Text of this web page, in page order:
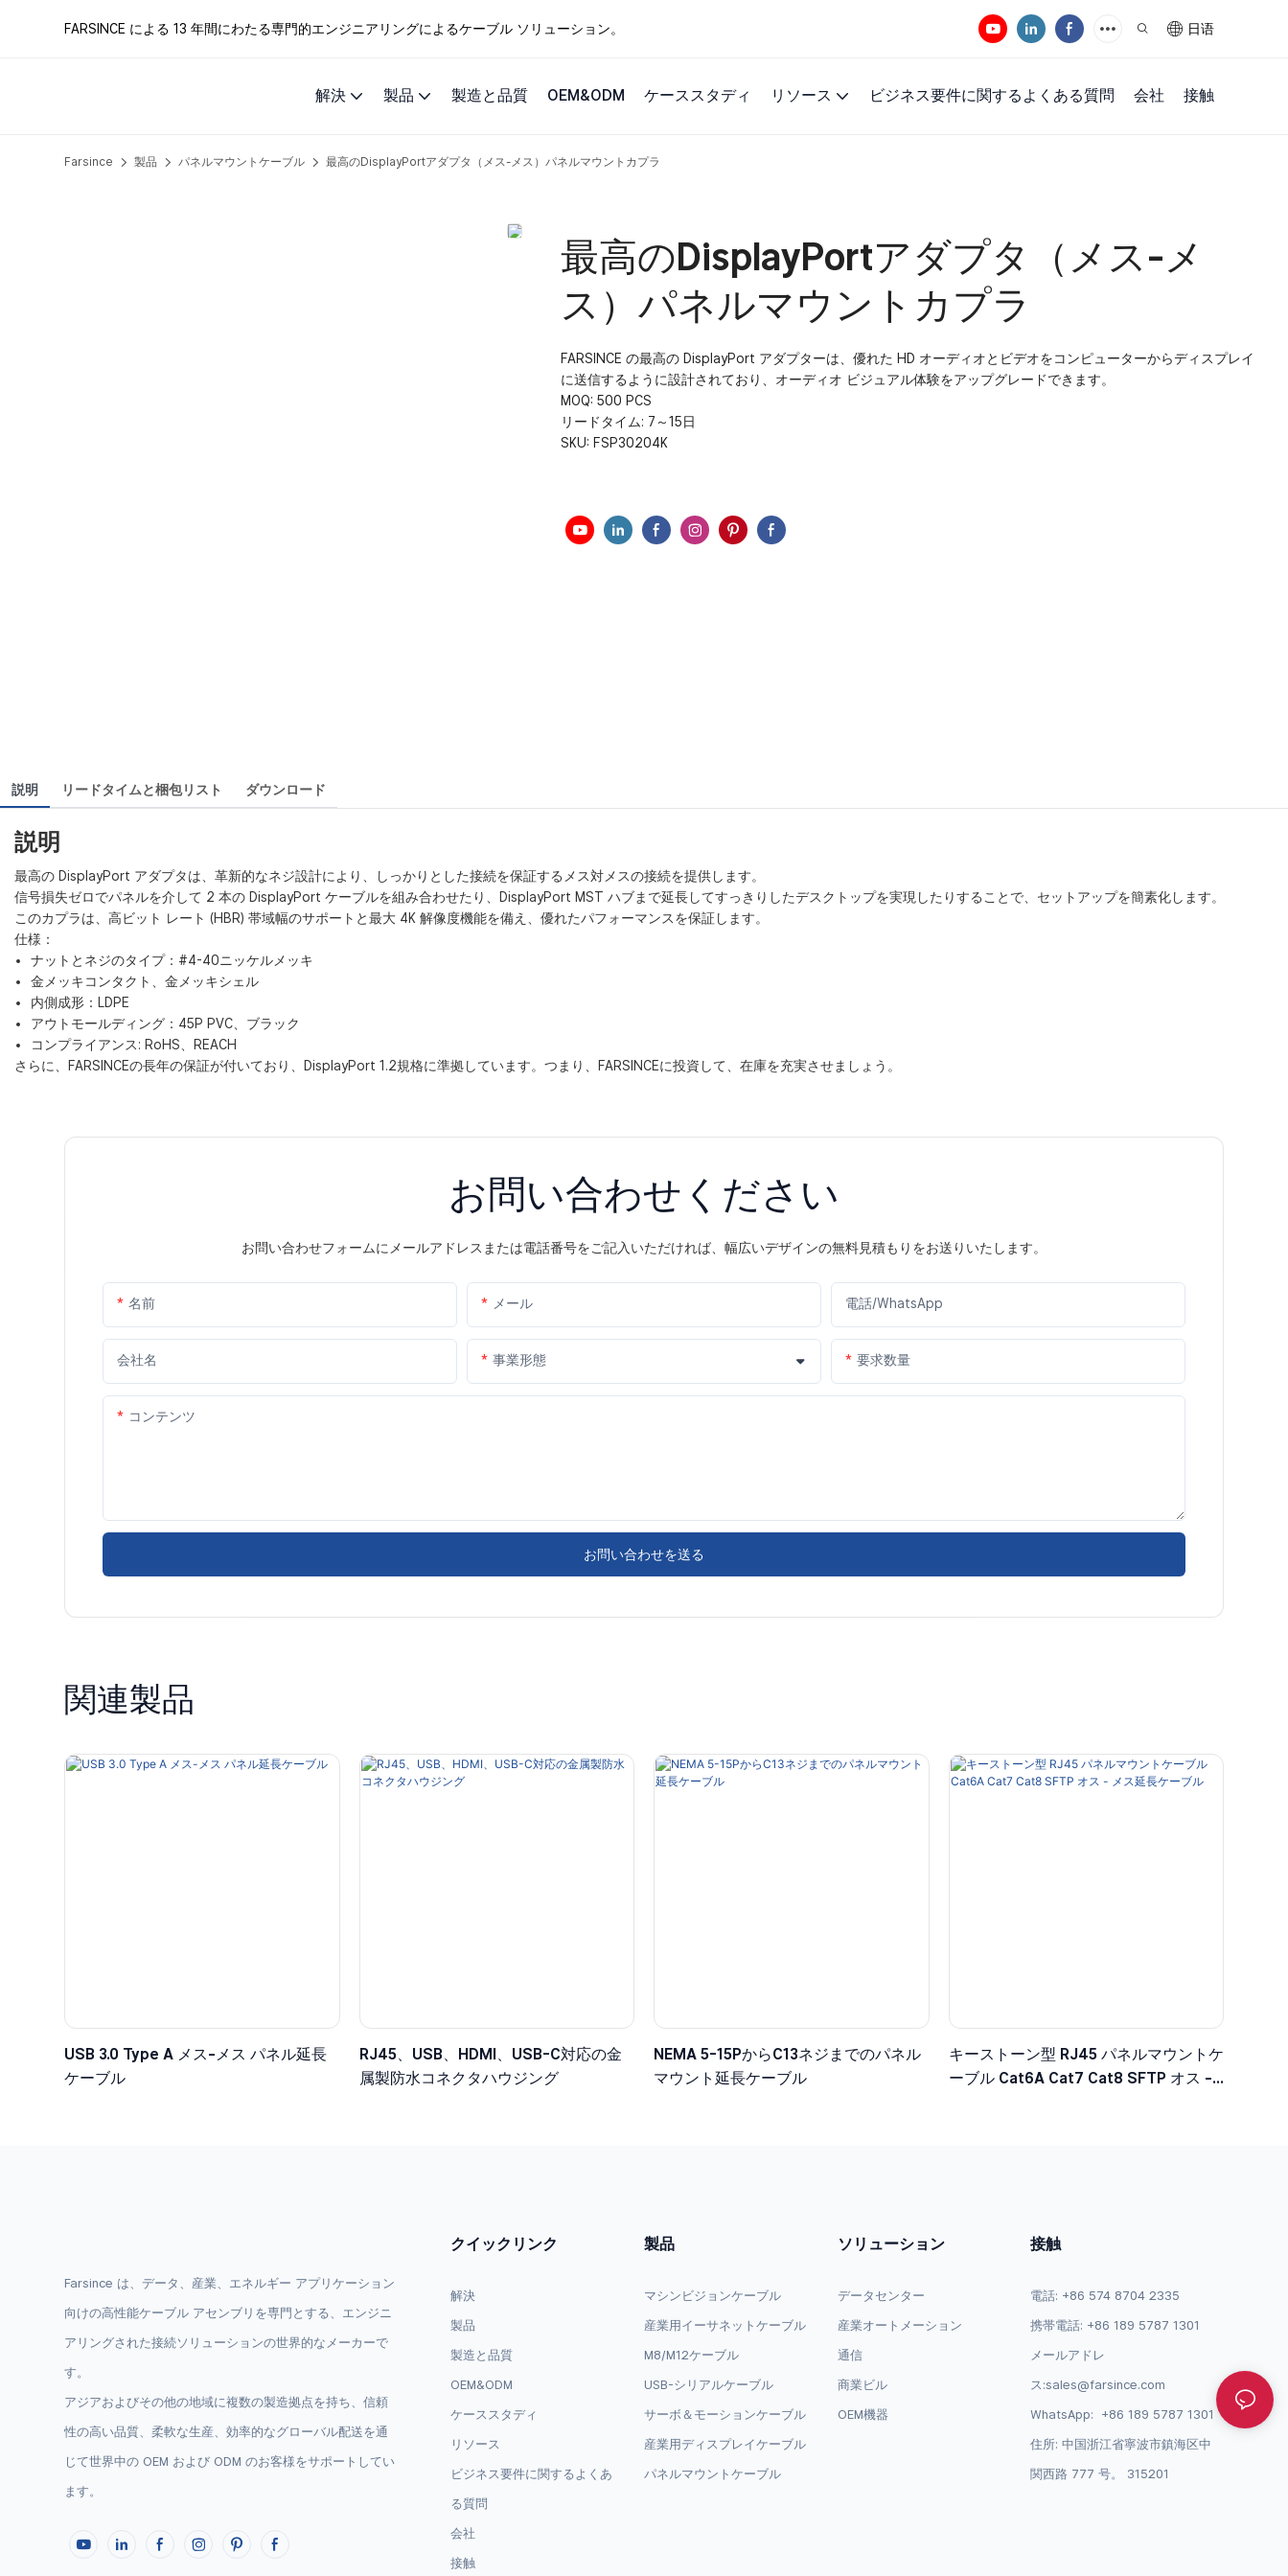
FARSINCE による 13 年間にわたる専門的エンジニアリングによるケーブル ソリューション。 日语
解決 製品 製造と品質 OEM&ODM ケーススタディ リソース ビジネス要件に関するよくある質問 会社 接触
Farsince 製品 パネルマウントケーブル 最高のDisplayPortアダプタ（メス-メス）パネルマウントカプラ
最高のDisplayPortアダプタ（メス-メ
ス）パネルマウントカプラ
FARSINCE の最高の DisplayPort アダプターは、優れた HD オーディオとビデオをコンピューターからディスプレイ
に送信するように設計されており、オーディオ ビジュアル体験をアップグレードできます。
MOQ: 500 PCS
リードタイム: 7～15日
SKU: FSP30204K
説明 リードタイムと梱包リスト ダウンロード
説明
最高の DisplayPort アダプタは、革新的なネジ設計により、しっかりとした接続を保証するメス対メスの接続を提供します。
信号損失ゼロでパネルを介して 2 本の DisplayPort ケーブルを組み合わせたり、DisplayPort MST ハブまで延長してすっきりしたデスクトップを実現したりすることで、セットアップを簡素化します。
このカプラは、高ビット レート (HBR) 帯域幅のサポートと最大 4K 解像度機能を備え、優れたパフォーマンスを保証します。
仕様：
ナットとネジのタイプ：#4-40ニッケルメッキ
金メッキコンタクト、金メッキシェル
内側成形：LDPE
アウトモールディング：45P PVC、ブラック
コンプライアンス: RoHS、REACH
さらに、FARSINCEの長年の保証が付いており、DisplayPort 1.2規格に準拠しています。つまり、FARSINCEに投資して、在庫を充実させましょう。
お問い合わせください
お問い合わせフォームにメールアドレスまたは電話番号をご記入いただければ、幅広いデザインの無料見積もりをお送りいたします。
名前 メール 電話/WhatsApp
会社名 事業形態 要求数量
コンテンツ
お問い合わせを送る
関連製品
USB 3.0 Type A メス-メス パネル延長
ケーブル
RJ45、USB、HDMI、USB-C対応の金
属製防水コネクタハウジング
NEMA 5-15PからC13ネジまでのパネル
マウント延長ケーブル
キーストーン型 RJ45 パネルマウントケ
ーブル Cat6A Cat7 Cat8 SFTP オス -
Farsince は、データ、産業、エネルギー アプリケーション
向けの高性能ケーブル アセンブリを専門とする、エンジニ
アリングされた接続ソリューションの世界的なメーカーで
す。
アジアおよびその他の地域に複数の製造拠点を持ち、信頼
性の高い品質、柔軟な生産、効率的なグローバル配送を通
じて世界中の OEM および ODM のお客様をサポ​​ートしてい
ます。
クイックリンク
解決
製品
製造と品質
OEM&ODM
ケーススタディ
リソース
ビジネス要件に関するよくあ
る質問
会社
接触
製品
マシンビジョンケーブル
産業用イーサネットケーブル
M8/M12ケーブル
USB-シリアルケーブル
サーボ＆モーションケーブル
産業用ディスプレイケーブル
パネルマウントケーブル
ソリューション
データセンター
産業オートメーション
通信
商業ビル
OEM機器
接触
電話: +86 574 8704 2335
携帯電話: +86 189 5787 1301
メールアドレ
ス:sales@farsince.com
WhatsApp: +86 189 5787 1301
住所: 中国浙江省寧波市鎮海区中
関西路 777 号。 315201